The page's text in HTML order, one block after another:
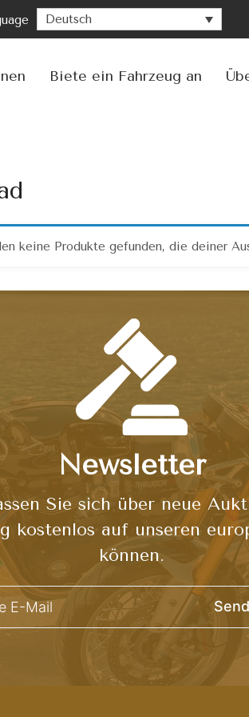
Deutsch
Biete ein Fahrzeug an
keine Produkte gefunden, die deiner
Newsletter
Sie sich über neue
kostenlos auf unseren
können.